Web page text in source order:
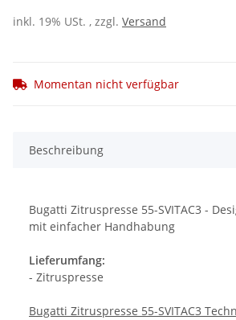
inkl. 19% USt. , zzgl. Versand
Momentan nicht verfügbar
Beschreibung
Bugatti Zitruspresse 55-SVITAC3 -
mit einfacher Handhabung
Lieferumfang:
- Zitruspresse
Bugatti Zitruspresse 55-SVITAC3